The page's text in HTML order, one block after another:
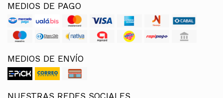
MEDIOS DE PAGO
MEDIOS DE ENVÍO
NUESTRAS REDES SOCIALES